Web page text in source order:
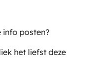
info posten?
het liefst deze